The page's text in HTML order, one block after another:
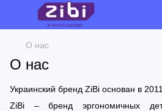
О нас
О нас
Украинский бренд ZiBi основан в 2011
ZiBi – бренд эргономичных